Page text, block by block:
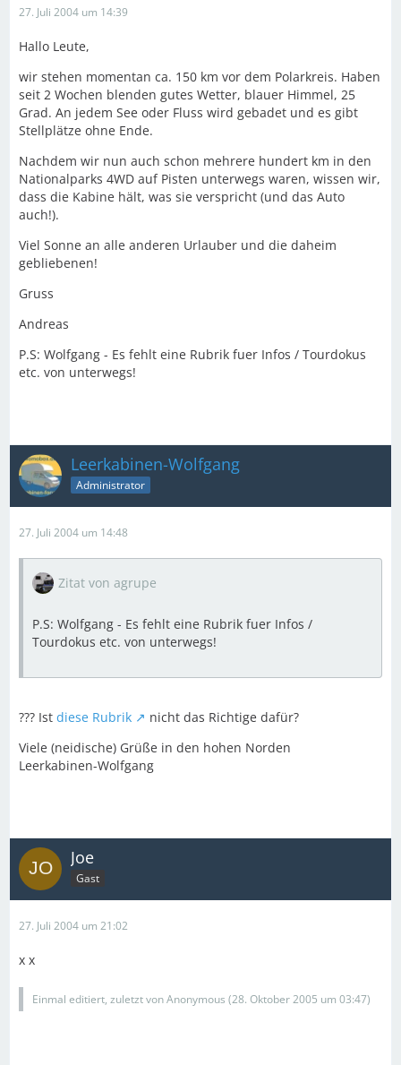
27. Juli 2004 um 14:39
Hallo Leute,
wir stehen momentan ca. 150 km vor dem Polarkreis. Haben
seit 2 Wochen blenden gutes Wetter, blauer Himmel, 25
Grad. An jedem See oder Fluss wird gebadet und es gibt
Stellplätze ohne Ende.
Nachdem wir nun auch schon mehrere hundert km in den
Nationalparks 4WD auf Pisten unterwegs waren, wissen wir,
dass die Kabine hält, was sie verspricht (und das Auto
auch!).
Viel Sonne an alle anderen Urlauber und die daheim
gebliebenen!
Gruss
Andreas
P.S: Wolfgang - Es fehlt eine Rubrik fuer Infos / Tourdokus
etc. von unterwegs!
Leerkabinen-Wolfgang
Administrator
27. Juli 2004 um 14:48
Zitat von agrupe
P.S: Wolfgang - Es fehlt eine Rubrik fuer Infos /
Tourdokus etc. von unterwegs!
??? Ist diese Rubrik
nicht das Richtige dafür?
Viele (neidische) Grüße in den hohen Norden
Leerkabinen-Wolfgang
Joe
Gast
27. Juli 2004 um 21:02
x x
Einmal editiert, zuletzt von Anonymous (28. Oktober 2005 um 03:47)